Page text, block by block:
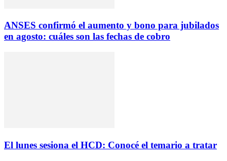
ANSES confirmó el aumento y bono para jubilados
en agosto: cuáles son las fechas de cobro
El lunes sesiona el HCD: Conocé el temario a tratar